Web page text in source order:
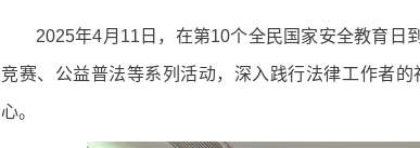
2025年4月11日，在第10个全民国家安全教育日
竞赛、公益普法等系列活动，深入践行法律工作者
心。